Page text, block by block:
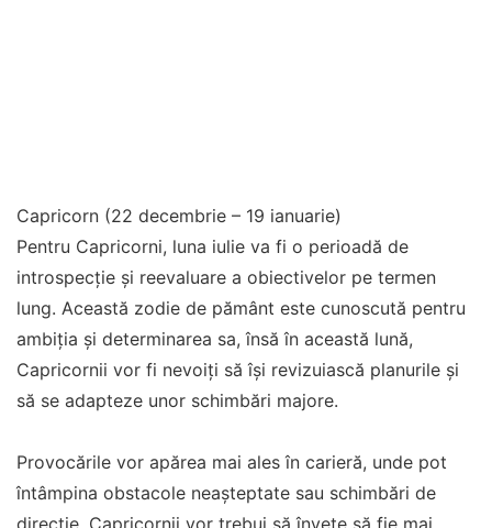
Capricorn (22 decembrie – 19 ianuarie)
Pentru Capricorni, luna iulie va fi o perioadă de
introspecție și reevaluare a obiectivelor pe termen
lung. Această zodie de pământ este cunoscută pentru
ambiția și determinarea sa, însă în această lună,
Capricornii vor fi nevoiți să își revizuiască planurile și
să se adapteze unor schimbări majore.
Provocările vor apărea mai ales în carieră, unde pot
întâmpina obstacole neașteptate sau schimbări de
direcție. Capricornii vor trebui să învețe să fie mai